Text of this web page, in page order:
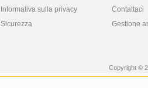
Informativa sulla privacy
Sicurezza
Contattaci
Gestione
Copyright ©